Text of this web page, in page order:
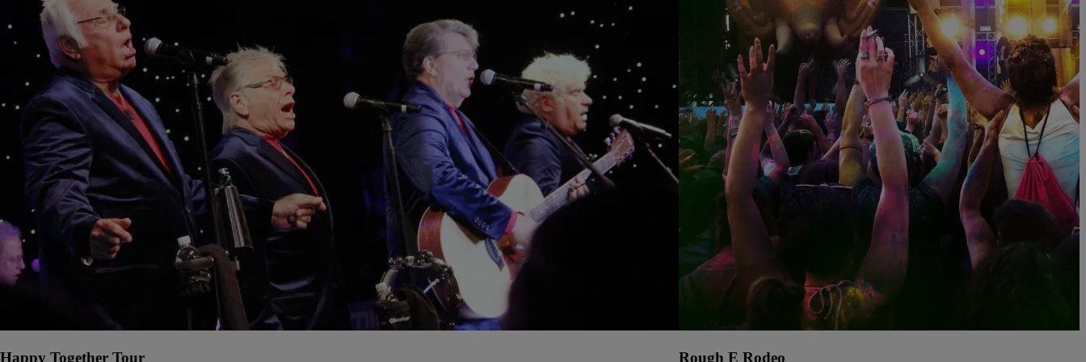
Happy Together Tour Rough E Rodeo